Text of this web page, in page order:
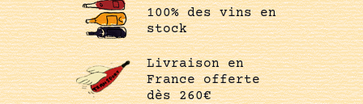
100% des vins en
stock
Livraison en
France offerte
dès 260€